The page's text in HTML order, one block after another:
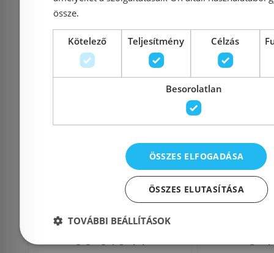
Strohm Teka SPA1 300
79.006.67.00
(790066700)
Azonosító: 151657
Cikkszám: 790066700
36 810 Ft
Mofém
3
össze.
Kötelező Teljesítmény Célzás
Besorolatlan
ÖSSZES ELFOGADÁSA
ÖSSZES ELUTASÍTÁSA
TOVÁBBI BEÁLLÍTÁSOK